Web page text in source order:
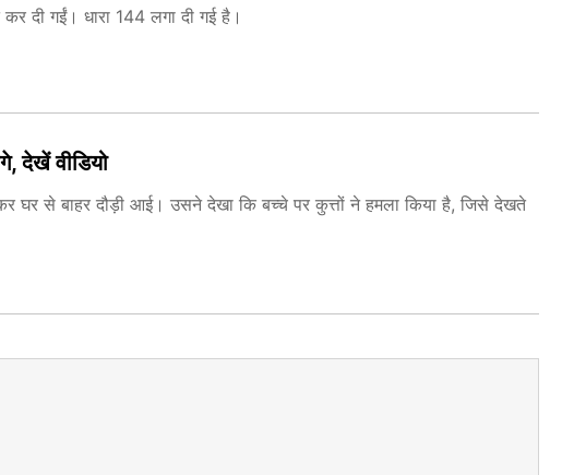
दी गईं। धारा 144 लगा दी गई है।
देखें वीडियो
घर से बाहर दौड़ी आई। उसने देखा कि बच्चे पर कुत्तों ने हमला किया है, जिसे देखते